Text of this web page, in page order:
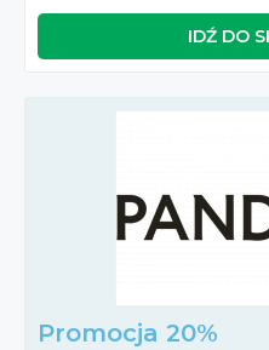
IDŹ DO
Promocja 20%